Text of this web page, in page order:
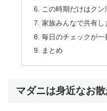
この時期だけはク
家族みんなで共有し
毎日のチェックが一
まとめ
マダニは身近なお